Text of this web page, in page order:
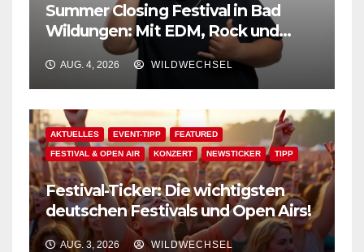
Summer Closing Festival in Bad
Wildungen: Mit EDM, Rock und
Festivalflair klingt der Sommer aus!
AUG. 4, 2026 WILDWECHSEL
AKTUELLES EVENT-TIPP FEATURED
FESTIVAL & OPEN AIR KONZERT NEWSTICKER TIPP
Festival-Ticker: Die wichtigsten
deutschen Festivals und Open Airs!
AUG. 3, 2026 WILDWECHSEL